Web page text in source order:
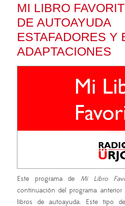
MI LIBRO
DE AUTOAYUDA
ESTAFADORES Y
ADAPTACIONES
Este programa de Mi Libro
continuación del programa
libros de autoayuda. Este tipo